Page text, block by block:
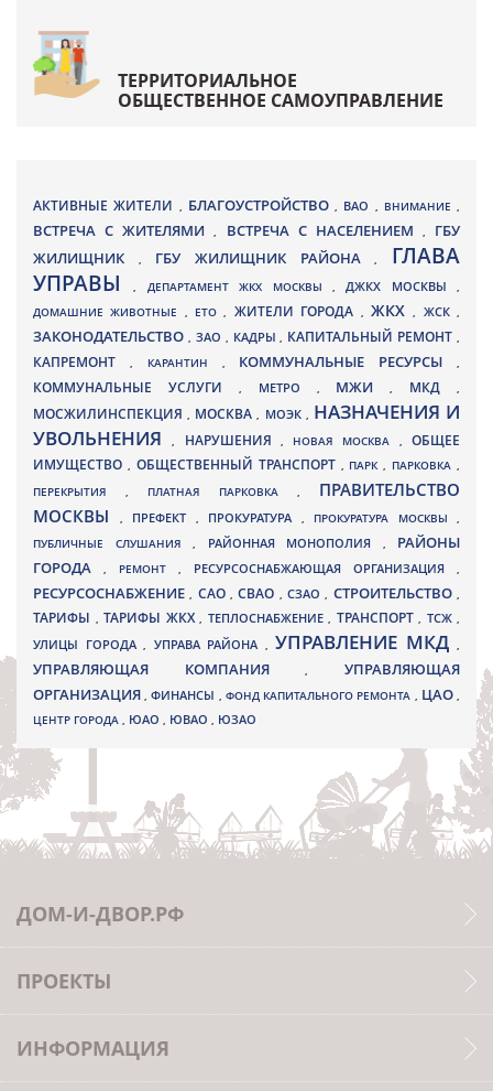
ТЕРРИТОРИАЛЬНОЕ
ОБЩЕСТВЕННОЕ САМОУПРАВЛЕНИЕ
АКТИВНЫЕ ЖИТЕЛИ , БЛАГОУСТРОЙСТВО , ВАО , ВНИМАНИЕ ,
ВСТРЕЧА С ЖИТЕЛЯМИ, ВСТРЕЧА С НАСЕЛЕНИЕМ , ГБУ
ЖИЛИЩНИК
, ГБУ ЖИЛИЩНИК РАЙОНА, ГЛАВА
УПРАВЫ, ДЕПАРТАМЕНТ ЖКХ МОСКВЫ ,ДЖКХ МОСКВЫ ,
ДОМАШНИЕ ЖИВОТНЫЕ , ЕТО, ЖИТЕЛИ ГОРОДА , ЖКХ, ЖСК,
ЗАКОНОДАТЕЛЬСТВО , ЗАО , КАДРЫ, КАПИТАЛЬНЫЙ РЕМОНТ ,
КАПРЕМОНТ , КАРАНТИН , КОММУНАЛЬНЫЕ РЕСУРСЫ,
КОММУНАЛЬНЫЕ УСЛУГИ , МЕТРО , МЖИ, МКД ,
МОСЖИЛИНСПЕКЦИЯ, МОСКВА , МОЭК , НАЗНАЧЕНИЯ И
УВОЛЬНЕНИЯ, НАРУШЕНИЯ , НОВАЯ МОСКВА ,ОБЩЕЕ
ИМУЩЕСТВО , ОБЩЕСТВЕННЫЙ ТРАНСПОРТ , ПАРК, ПАРКОВКА ,
ПЕРЕКРЫТИЯ , ПЛАТНАЯ ПАРКОВКА , ПРАВИТЕЛЬСТВО
МОСКВЫ
, ПРЕФЕКТ , ПРОКУРАТУРА , ПРОКУРАТУРА МОСКВЫ ,
ПУБЛИЧНЫЕ СЛУШАНИЯ , РАЙОННАЯ МОНОПОЛИЯ , РАЙОНЫ
ГОРОДА
, РЕМОНТ , РЕСУРСОСНАБЖАЮЩАЯ ОРГАНИЗАЦИЯ ,
РЕСУРСОСНАБЖЕНИЕ, САО,СВАО ,СЗАО, СТРОИТЕЛЬСТВО,
ТАРИФЫ , ТАРИФЫ ЖКХ , ТЕПЛОСНАБЖЕНИЕ , ТРАНСПОРТ , ТСЖ ,
УЛИЦЫ ГОРОДА , УПРАВА РАЙОНА , УПРАВЛЕНИЕ МКД ,
УПРАВЛЯЮЩАЯ КОМПАНИЯ,УПРАВЛЯЮЩАЯ
ОРГАНИЗАЦИЯ,ФИНАНСЫ , ФОНД КАПИТАЛЬНОГО РЕМОНТА , ЦАО,
ЦЕНТР ГОРОДА , ЮАО , ЮВАО , ЮЗАО
ДОМ-И-ДВОР.РФ
ПРОЕКТЫ
ИНФОРМАЦИЯ